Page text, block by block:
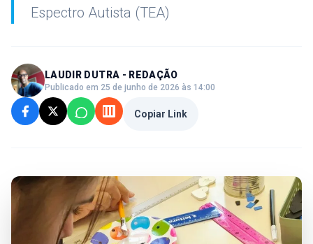
Espectro Autista (TEA)
LAUDIR DUTRA - REDAÇÃO
Publicado em 25 de junho de 2026 às 14:00
Copiar Link